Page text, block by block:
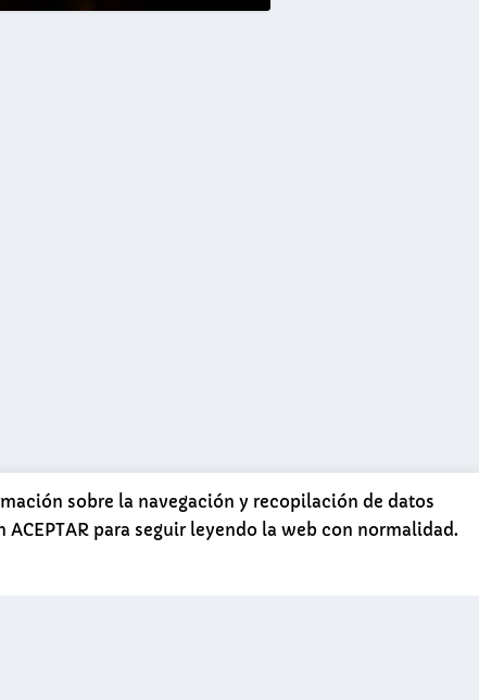
sobre la navegación y recopilación de datos
para seguir leyendo la web con normalidad.